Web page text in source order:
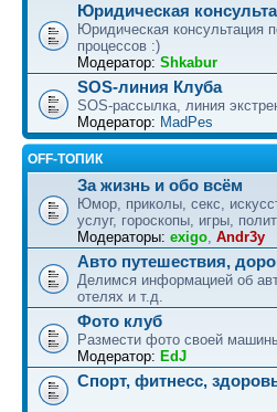
Юридическая
Юридическая консультация
процессов :)
Модератор: Shkabur
SOS-линия Клуба
SOS-рассылка, линия
Модератор: MadPes
OFF-ТОПИК
За жизнь и обо всём
Юмор, приколы, секс,
услуг, гороскопы, игры,
Модераторы: exigo, Andr3y
Авто путешествия,
Делимся информацией об
отелях и т.д.
Фото клуб
Размести фото своей
Модератор: EdJ
Спорт, фитнесс,